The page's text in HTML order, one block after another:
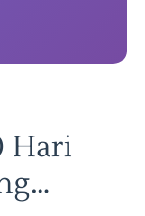
Hari